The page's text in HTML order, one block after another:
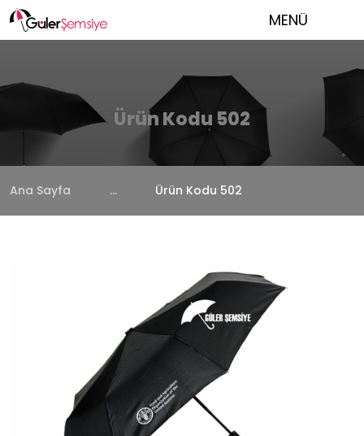
MENÜ
Ürün Kodu 502
Ana Sayfa ... Ürün Kodu 502